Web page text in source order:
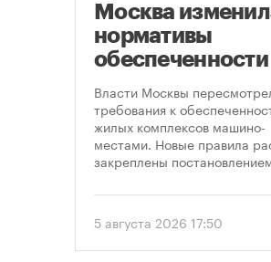
Москва
нормативы
обеспеченности
новостроек
парковками
Власти Москвы
требования к
жилых комплексов машино-
местами. Новые правила
закреплены
от 5 августа 2026 года.
подход к определению
необходимого количества
5 августа 2026 17:50